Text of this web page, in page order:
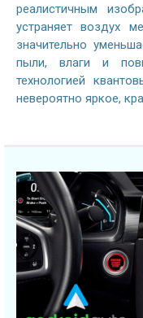
реалистичным
устраняет воздух
значительно
пыли, влаги и
технологией
невероятно яркое,